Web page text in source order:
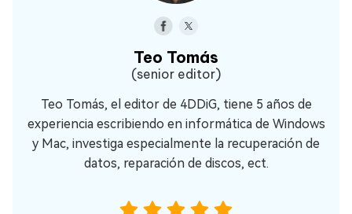
Teo Tomás
(senior editor)
Teo Tomás, el editor de 4DDiG, tiene 5 años de
experiencia escribiendo en informática de Windows
y Mac, investiga especialmente la recuperación de
datos, reparación de discos, ect.